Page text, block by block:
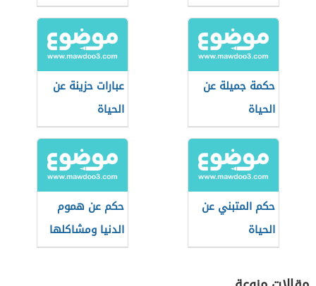
حكمة جميلة عن
الحياة
عبارات حزينة عن
الحياة
حكم المتبني عن
الحياة
حكم عن هموم
الدنيا ومشاكلها